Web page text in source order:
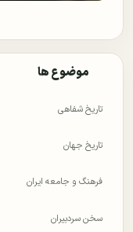
موضوع ها
تاریخ شفاهی
تاریخ جهان
فرهنگ و جامعه ایران
سخن سردبیران